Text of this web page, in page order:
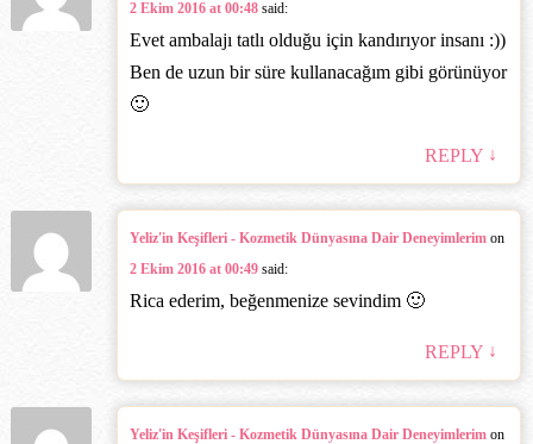
2 Ekim 2016 at 00:48 said:
Evet ambalajı tatlı olduğu için kandırıyor insanı :))
Ben de uzun bir süre kullanacağım gibi görünüyor
🙂
REPLY ↓
Yeliz'in Keşifleri - Kozmetik Dünyasına Dair Deneyimlerim on
2 Ekim 2016 at 00:49 said:
Rica ederim, beğenmenize sevindim 🙂
REPLY ↓
Yeliz'in Keşifleri - Kozmetik Dünyasına Dair Deneyimlerim on